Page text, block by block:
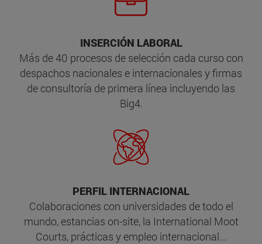
INSERCIÓN LABORAL
Más de 40 procesos de selección cada curso con
despachos nacionales e internacionales y firmas
de consultoría de primera línea incluyendo las
Big4.
PERFIL INTERNACIONAL
Colaboraciones con universidades de todo el
mundo, estancias on-site, la International Moot
Courts, prácticas y empleo internacional...